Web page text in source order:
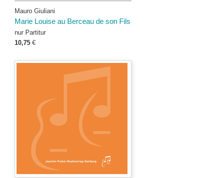
Mauro Giuliani
Marie Louise au Berceau de son Fils
nur Partitur
10,75 €